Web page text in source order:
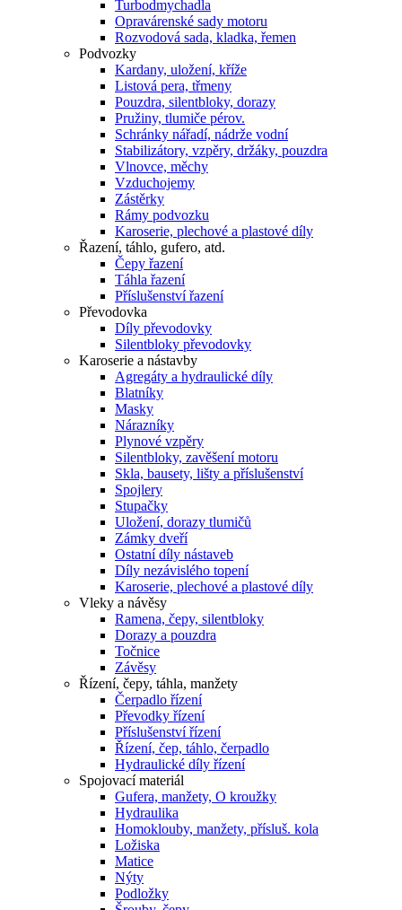
Turbodmychadla
Opravárenské sady motoru
Rozvodová sada, kladka, řemen
Podvozky
Kardany, uložení, kříže
Listová pera, třmeny
Pouzdra, silentbloky, dorazy
Pružiny, tlumiče pérov.
Schránky nářadí, nádrže vodní
Stabilizátory, vzpěry, držáky, pouzdra
Vlnovce, měchy
Vzduchojemy
Zástěrky
Rámy podvozku
Karoserie, plechové a plastové díly
Řazení, táhlo, gufero, atd.
Čepy řazení
Táhla řazení
Příslušenství řazení
Převodovka
Díly převodovky
Silentbloky převodovky
Karoserie a nástavby
Agregáty a hydraulické díly
Blatníky
Masky
Nárazníky
Plynové vzpěry
Silentbloky, zavěšení motoru
Skla, bausety, lišty a příslušenství
Spojlery
Stupačky
Uložení, dorazy tlumičů
Zámky dveří
Ostatní díly nástaveb
Díly nezávislého topení
Karoserie, plechové a plastové díly
Vleky a návěsy
Ramena, čepy, silentbloky
Dorazy a pouzdra
Točnice
Závěsy
Řízení, čepy, táhla, manžety
Čerpadlo řízení
Převodky řízení
Příslušenství řízení
Řízení, čep, táhlo, čerpadlo
Hydraulické díly řízení
Spojovací materiál
Gufera, manžety, O kroužky
Hydraulika
Homoklouby, manžety, přísluš. kola
Ložiska
Matice
Nýty
Podložky